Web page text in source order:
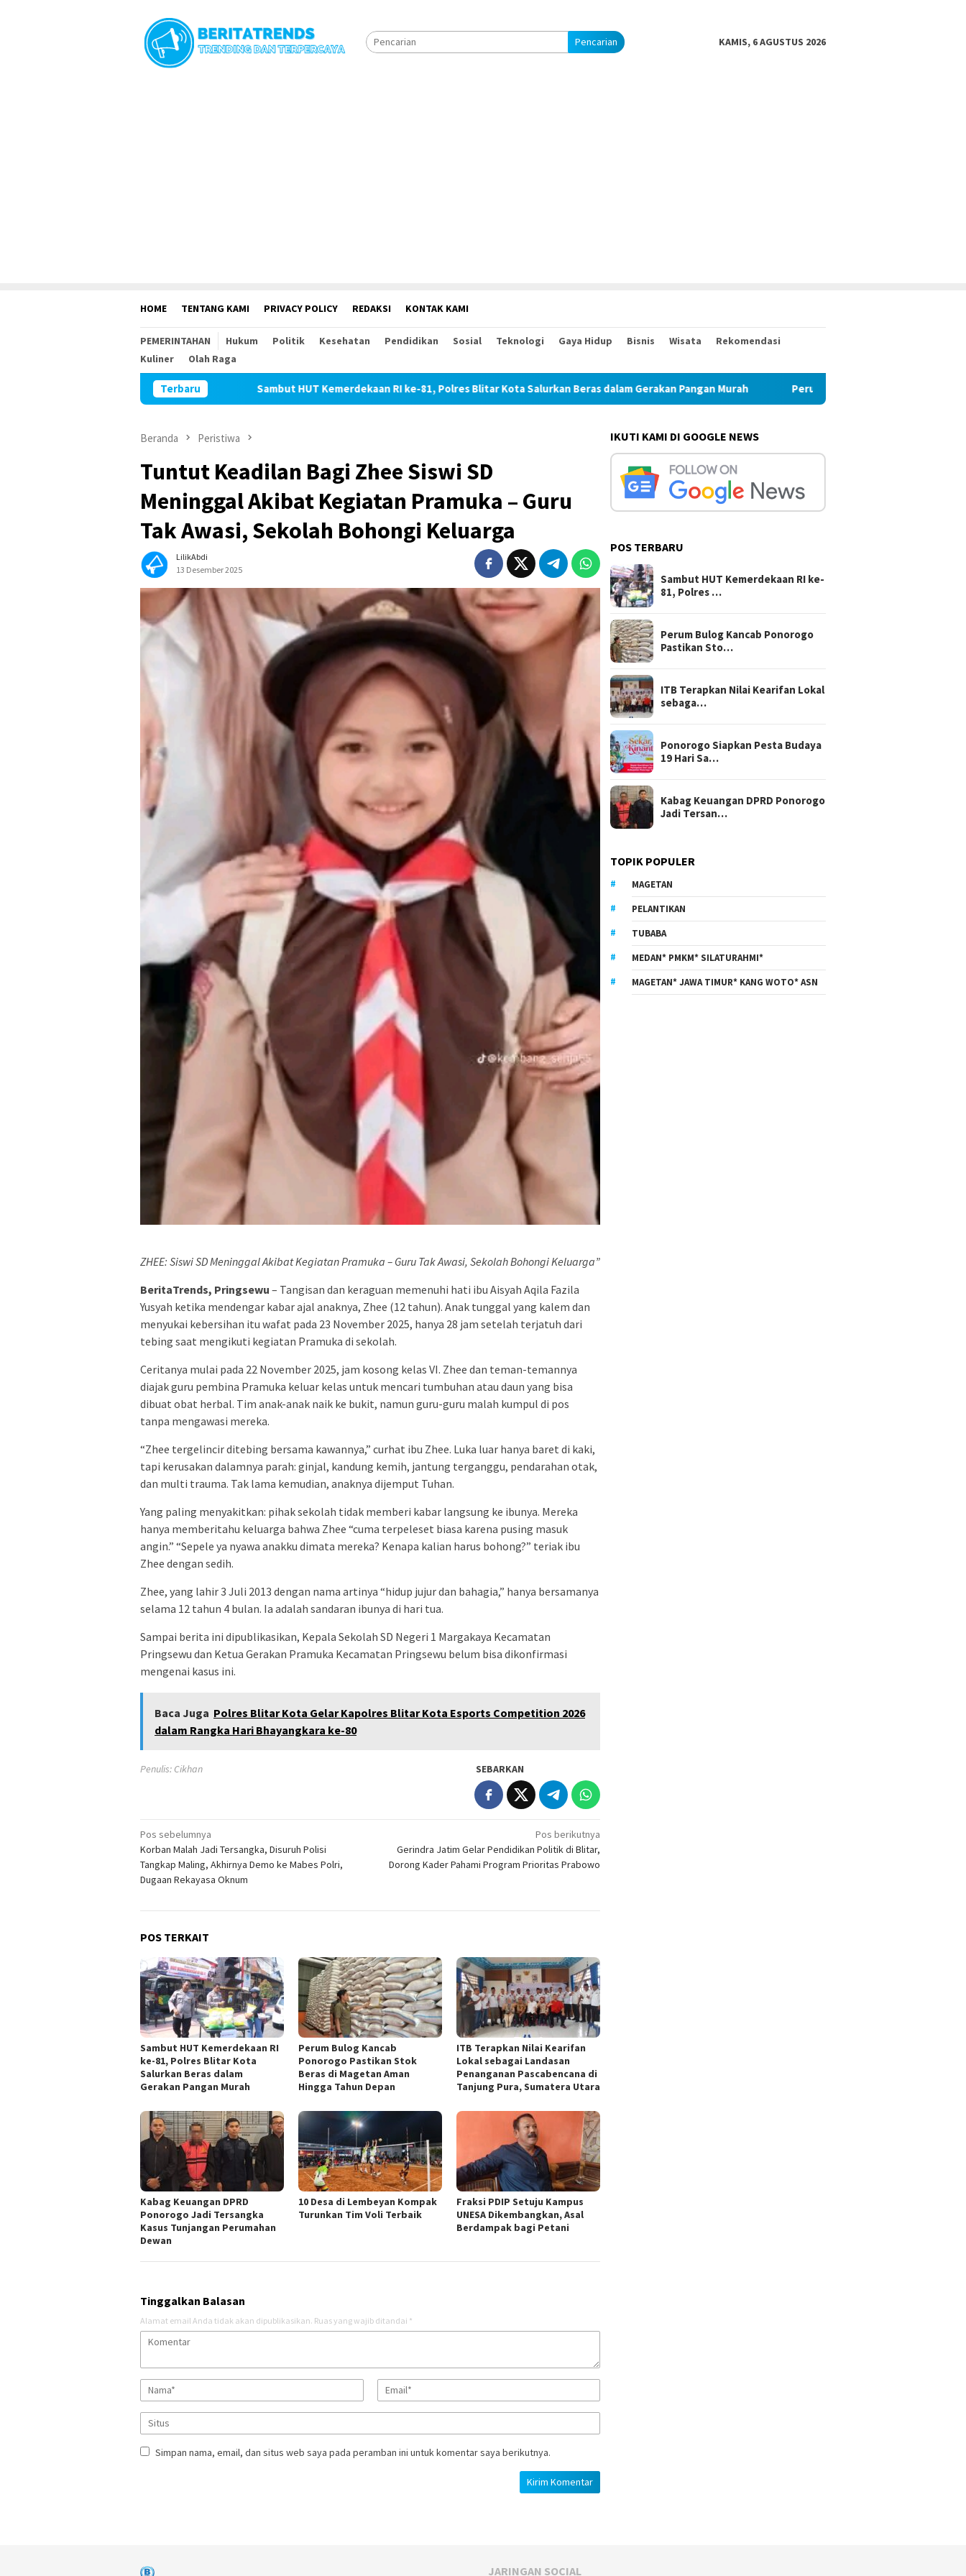
Pencarian KAMIS, 6 AGUSTUS 2026
HOME TENTANG KAMI PRIVACY POLICY REDAKSI KONTAK KAMI
PEMERINTAHAN Hukum Politik Kesehatan Pendidikan Sosial Teknologi Gaya Hidup Bisnis Wisata
Rekomendasi
Kuliner
Olah Raga
Terbaru
Sambut HUT Kemerdekaan RI ke-81, Polres Blitar Kota Salurkan Beras dalam Gerakan Pangan Murah Perum Bulog Kancab Ponorogo Pastikan Stok Beras
Beranda Peristiwa
Tuntut Keadilan Bagi Zhee Siswi SD
Meninggal Akibat Kegiatan Pramuka – Guru
Tak Awasi, Sekolah Bohongi Keluarga
LilikAbdi
13 Desember 2025
ZHEE: Siswi SD Meninggal Akibat Kegiatan Pramuka – Guru Tak Awasi, Sekolah Bohongi Keluarga”
BeritaTrends, Pringsewu – Tangisan dan keraguan memenuhi hati ibu Aisyah Aqila Fazila
Yusyah ketika mendengar kabar ajal anaknya, Zhee (12 tahun). Anak tunggal yang kalem dan
menyukai kebersihan itu wafat pada 23 November 2025, hanya 28 jam setelah terjatuh dari
tebing saat mengikuti kegiatan Pramuka di sekolah.
Ceritanya mulai pada 22 November 2025, jam kosong kelas VI. Zhee dan teman-temannya
diajak guru pembina Pramuka keluar kelas untuk mencari tumbuhan atau daun yang bisa
dibuat obat herbal. Tim anak-anak naik ke bukit, namun guru-guru malah kumpul di pos
tanpa mengawasi mereka.
“Zhee tergelincir ditebing bersama kawannya,” curhat ibu Zhee. Luka luar hanya baret di kaki,
tapi kerusakan dalamnya parah: ginjal, kandung kemih, jantung terganggu, pendarahan otak,
dan multi trauma. Tak lama kemudian, anaknya dijemput Tuhan.
Yang paling menyakitkan: pihak sekolah tidak memberi kabar langsung ke ibunya. Mereka
hanya memberitahu keluarga bahwa Zhee “cuma terpeleset biasa karena pusing masuk
angin.” “Sepele ya nyawa anakku dimata mereka? Kenapa kalian harus bohong?” teriak ibu
Zhee dengan sedih.
Zhee, yang lahir 3 Juli 2013 dengan nama artinya “hidup jujur dan bahagia,” hanya bersamanya
selama 12 tahun 4 bulan. Ia adalah sandaran ibunya di hari tua.
Sampai berita ini dipublikasikan, Kepala Sekolah SD Negeri 1 Margakaya Kecamatan
Pringsewu dan Ketua Gerakan Pramuka Kecamatan Pringsewu belum bisa dikonfirmasi
mengenai kasus ini.
Baca Juga Polres Blitar Kota Gelar Kapolres Blitar Kota Esports Competition 2026
dalam Rangka Hari Bhayangkara ke-80
Penulis: Cikhan SEBARKAN
Navigasi
pos
Pos sebelumnya
Korban Malah Jadi Tersangka, Disuruh Polisi
Tangkap Maling, Akhirnya Demo ke Mabes Polri,
Dugaan Rekayasa Oknum
Pos berikutnya
Gerindra Jatim Gelar Pendidikan Politik di Blitar,
Dorong Kader Pahami Program Prioritas Prabowo
POS TERKAIT
Sambut HUT Kemerdekaan RI
ke-81, Polres Blitar Kota
Salurkan Beras dalam
Gerakan Pangan Murah
Perum Bulog Kancab
Ponorogo Pastikan Stok
Beras di Magetan Aman
Hingga Tahun Depan
ITB Terapkan Nilai Kearifan
Lokal sebagai Landasan
Penanganan Pascabencana di
Tanjung Pura, Sumatera Utara
Kabag Keuangan DPRD
Ponorogo Jadi Tersangka
Kasus Tunjangan Perumahan
Dewan
10 Desa di Lembeyan Kompak
Turunkan Tim Voli Terbaik
Fraksi PDIP Setuju Kampus
UNESA Dikembangkan, Asal
Berdampak bagi Petani
Tinggalkan Balasan
Alamat email Anda tidak akan dipublikasikan. Ruas yang wajib ditandai *
Simpan nama, email, dan situs web saya pada peramban ini untuk komentar saya berikutnya.
IKUTI KAMI DI GOOGLE NEWS
POS TERBARU
Sambut HUT Kemerdekaan RI ke-
81, Polres …
Perum Bulog Kancab Ponorogo
Pastikan Sto…
ITB Terapkan Nilai Kearifan Lokal
sebaga…
Ponorogo Siapkan Pesta Budaya
19 Hari Sa…
Kabag Keuangan DPRD Ponorogo
Jadi Tersan…
TOPIK POPULER
MAGETAN
PELANTIKAN
TUBABA
MEDAN* PMKM* SILATURAHMI*
MAGETAN* JAWA TIMUR* KANG WOTO* ASN
JARINGAN SOCIAL